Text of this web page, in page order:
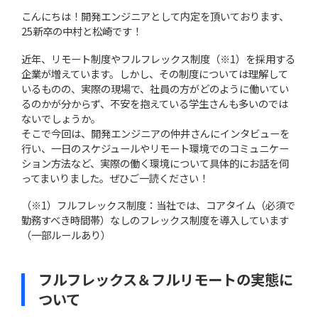
こんにちは！開発エンジニアとして内定を頂いております、
25新卒の中村と松崎です！
近年、リモート制度やフルフレックス制度（※1）を採用する
企業が増えています。しかし、その制度については理解して
いるものの、実際の現場で、社員の方がどのように働いてい
るのかが分からず、不安を抱えている学生さんも多いのでは
ないでしょうか。
そこで今回は、開発エンジニアの仲井さんにインタビューを
行い、一日のスケジュールやリモート環境でのコミュニケー
ション方法など、実際の働く環境について具体的にお話を伺
ってまいりました。ぜひご一読ください！
（※1）フルフレックス制度：当社では、コアタイム（必須で
勤務すべき時間帯）なしのフレックス制度を導入しています
（一部ルールあり）
フルフレックス＆フルリモートの実態に
ついて